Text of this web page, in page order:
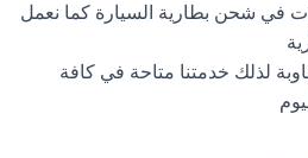
في شحن بطارية السيارة كما نعمل
لذلك خدمتنا متاحة في كافة